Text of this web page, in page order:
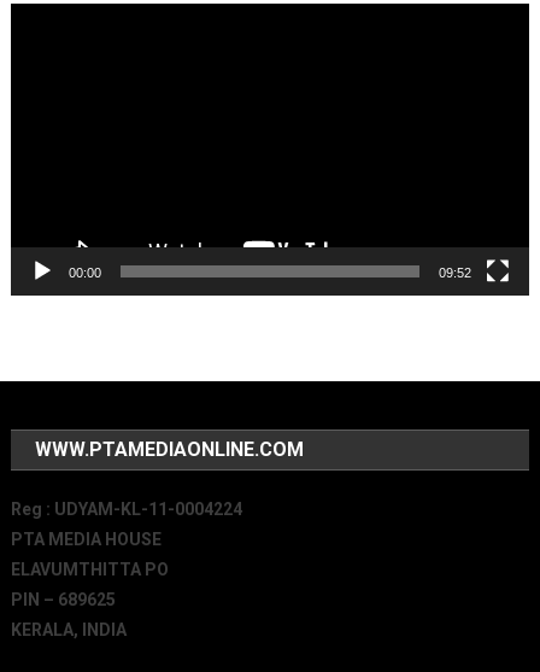
00:00 09:52
WWW.PTAMEDIAONLINE.COM
Reg : UDYAM-KL-11-0004224
PTA MEDIA HOUSE
ELAVUMTHITTA PO
PIN – 689625
KERALA, INDIA